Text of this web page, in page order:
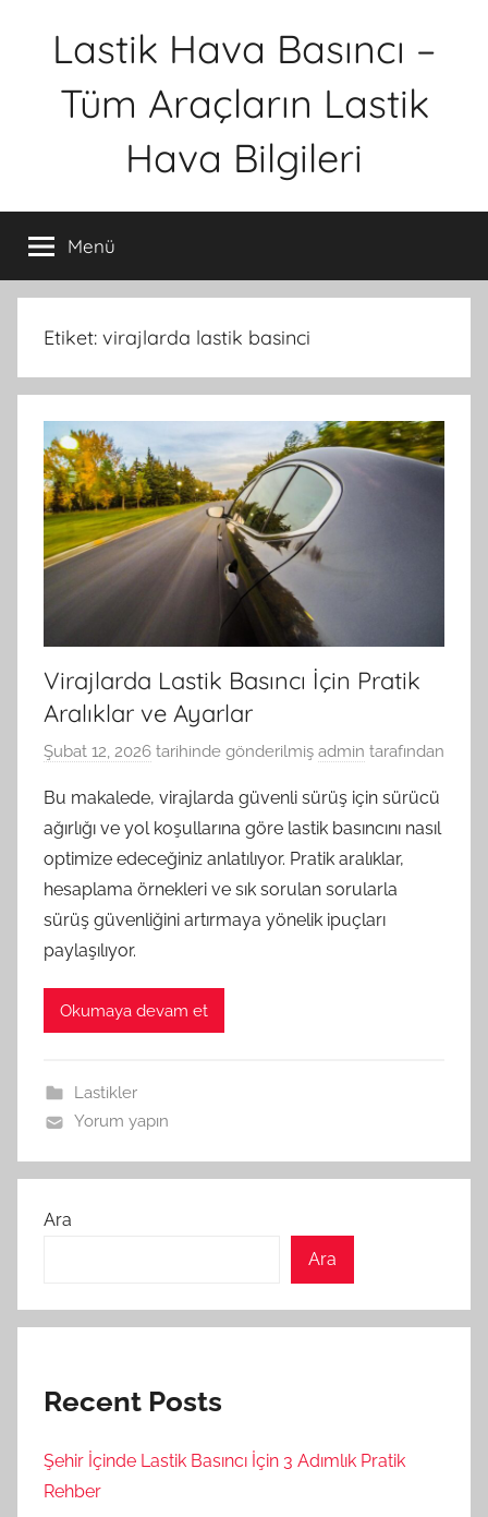
Lastik Hava Basıncı –
Tüm Araçların Lastik
Hava Bilgileri
Menü
Etiket: virajlarda lastik basinci
Virajlarda Lastik Basıncı İçin Pratik
Aralıklar ve Ayarlar
Şubat 12, 2026 tarihinde gönderilmiş admin tarafından
Bu makalede, virajlarda güvenli sürüş için sürücü
ağırlığı ve yol koşullarına göre lastik basıncını nasıl
optimize edeceğiniz anlatılıyor. Pratik aralıklar,
hesaplama örnekleri ve sık sorulan sorularla
sürüş güvenliğini artırmaya yönelik ipuçları
paylaşılıyor.
Okumaya devam et
Lastikler
Yorum yapın
Ara
Ara
Recent Posts
Şehir İçinde Lastik Basıncı İçin 3 Adımlık Pratik
Rehber